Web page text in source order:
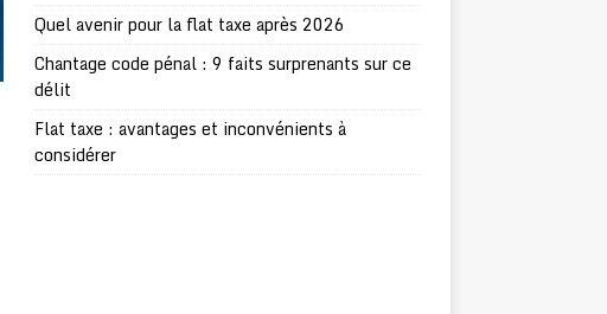
Quel avenir pour la flat taxe après 2026
Chantage code pénal : 9 faits surprenants sur ce
délit
Flat taxe : avantages et inconvénients à
considérer